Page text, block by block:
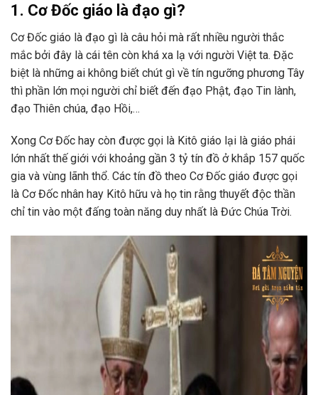
1. Cơ Đốc giáo là đạo gì?
Cơ Đốc giáo là đạo gì là câu hỏi mà rất nhiều người thắc
mắc bởi đây là cái tên còn khá xa lạ với người Việt ta. Đặc
biệt là những ai không biết chút gì về tín ngưỡng phương Tây
thì phần lớn mọi người chỉ biết đến đạo Phật, đạo Tin lành,
đạo Thiên chúa, đạo Hồi,…
Xong Cơ Đốc hay còn được gọi là Kitô giáo lại là giáo phái
lớn nhất thế giới với khoảng gần 3 tỷ tín đồ ở khắp 157 quốc
gia và vùng lãnh thổ. Các tín đồ theo Cơ Đốc giáo được gọi
là Cơ Đốc nhân hay Kitô hữu và họ tin rằng thuyết độc thần
chỉ tin vào một đấng toàn năng duy nhất là Đức Chúa Trời.